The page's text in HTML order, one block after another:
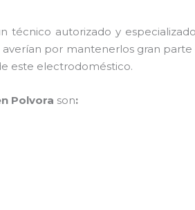
técnico autorizado y
por mantenerlos gran parte
este electrodoméstico.
Polvora son: